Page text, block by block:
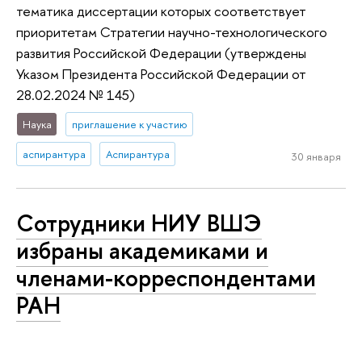
тематика диссертации которых соответствует
приоритетам Стратегии научно-технологического
развития Российской Федерации (утверждены
Указом Президента Российской Федерации от
28.02.2024 № 145)
Наука приглашение к участию
аспирантура Аспирантура 30 января
Сотрудники НИУ ВШЭ
избраны академиками и
членами-корреспондентами
РАН